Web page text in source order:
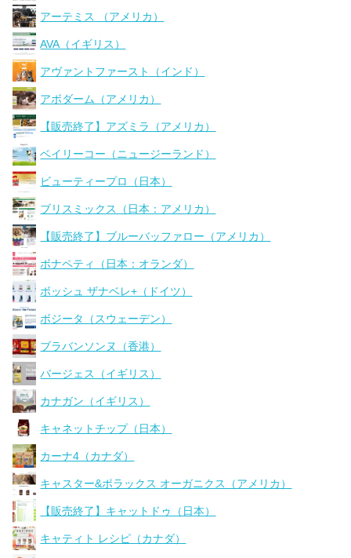
アーテミス （アメリカ）
AVA（イギリス）
アヴァントファースト（インド）
アボダーム（アメリカ）
【販売終了】アズミラ（アメリカ）
ベイリーコー（ニュージーランド）
ビューティープロ（日本）
ブリスミックス（日本：アメリカ）
【販売終了】ブルーバッファロー（アメリカ）
ボナペティ（日本：オランダ）
ボッシュ ザナベレ+（ドイツ）
ボジータ（スウェーデン）
ブラバンソンヌ（香港）
バージェス（イギリス）
カナガン（イギリス）
キャネットチップ（日本）
カーナ4（カナダ）
キャスター&ポラックス オーガニクス（アメリカ）
【販売終了】キャットドゥ（日本）
キャティト レシピ（カナダ）